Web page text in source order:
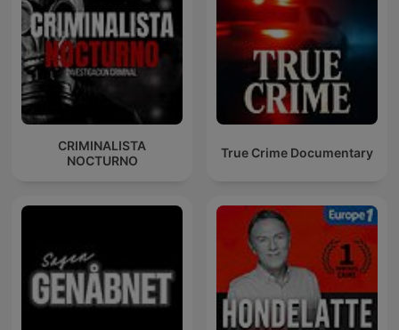
CRIMINALISTA
NOCTURNO
True Crime Documentary